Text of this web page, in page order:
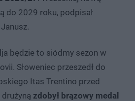
do 2029 roku, podpisał
będzie to siódmy sezon w
Słoweniec przeszedł do
Itas Trentino przed
zdobył brązowy medal